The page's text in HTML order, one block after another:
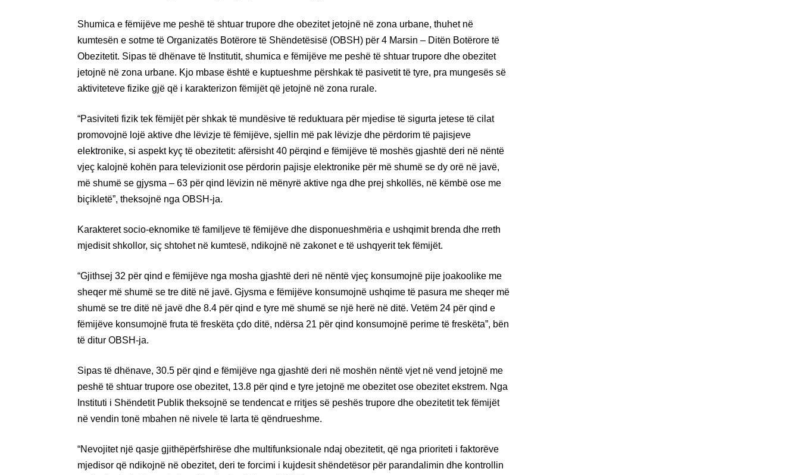
Shumica e fëmijëve me peshë të shtuar trupore dhe obezitet jetojnë në zona urbane, thuhet në
kumtesën e sotme të Organizatës Botërore të Shëndetësisë (OBSH) për 4 Marsin – Ditën Botërore të
Obezitetit. Sipas të dhënave të Institutit, shumica e fëmijëve me peshë të shtuar trupore dhe obezitet
jetojnë në zona urbane. Kjo mbase është e kuptueshme përshkak të pasivetit të tyre, pra mungesës së
aktiviteteve fizike gjë që i karakterizon fëmijët që jetojnë në zona rurale.
“Pasiviteti fizik tek fëmijët për shkak të mundësive të reduktuara për mjedise të sigurta jetese të cilat
promovojnë lojë aktive dhe lëvizje të fëmijëve, sjellin më pak lëvizje dhe përdorim të pajisjeve
elektronike, si aspekt kyç të obezitetit: afërsisht 40 përqind e fëmijëve të moshës gjashtë deri në nëntë
vjeç kalojnë kohën para televizionit ose përdorin pajisje elektronike për më shumë se dy orë në javë,
më shumë se gjysma – 63 për qind lëvizin në mënyrë aktive nga dhe prej shkollës, në këmbë ose me
biçikletë”, theksojnë nga OBSH-ja.
Karakteret socio-eknomike të familjeve të fëmijëve dhe disponueshmëria e ushqimit brenda dhe rreth
mjedisit shkollor, siç shtohet në kumtesë, ndikojnë në zakonet e të ushqyerit tek fëmijët.
“Gjithsej 32 për qind e fëmijëve nga mosha gjashtë deri në nëntë vjeç konsumojnë pije joakoolike me
sheqer më shumë se tre ditë në javë. Gjysma e fëmijëve konsumojnë ushqime të pasura me sheqer më
shumë se tre ditë në javë dhe 8.4 për qind e tyre më shumë se një herë në ditë. Vetëm 24 për qind e
fëmijëve konsumojnë fruta të freskëta çdo ditë, ndërsa 21 për qind konsumojnë perime të freskëta”, bën
të ditur OBSH-ja.
Sipas të dhënave, 30.5 për qind e fëmijëve nga gjashtë deri në moshën nëntë vjet në vend jetojnë me
peshë të shtuar trupore ose obezitet, 13.8 për qind e tyre jetojnë me obezitet ose obezitet ekstrem. Nga
Instituti i Shëndetit Publik theksojnë se tendencat e rritjes së peshës trupore dhe obezitetit tek fëmijët
në vendin tonë mbahen në nivele të larta të qëndrueshme.
“Nevojitet një qasje gjithëpërfshirëse dhe multifunksionale ndaj obezitetit, që nga prioriteti i faktorëve
mjedisor që ndikojnë në obezitet, deri te forcimi i kujdesit shëndetësor për parandalimin dhe kontrollin